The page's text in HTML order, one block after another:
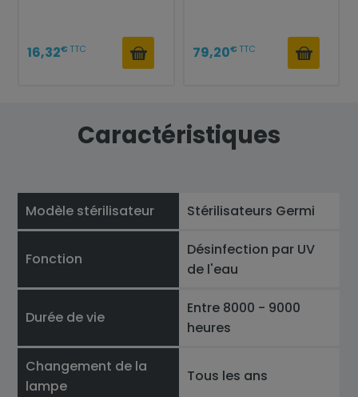
16,32€ TTC 79,20€ TTC
Caractéristiques
Modèle stérilisateur Stérilisateurs Germi
Fonction
Désinfection par UV
de l'eau
Durée de vie
Entre 8000 - 9000
heures
Changement de la
lampe
Tous les ans